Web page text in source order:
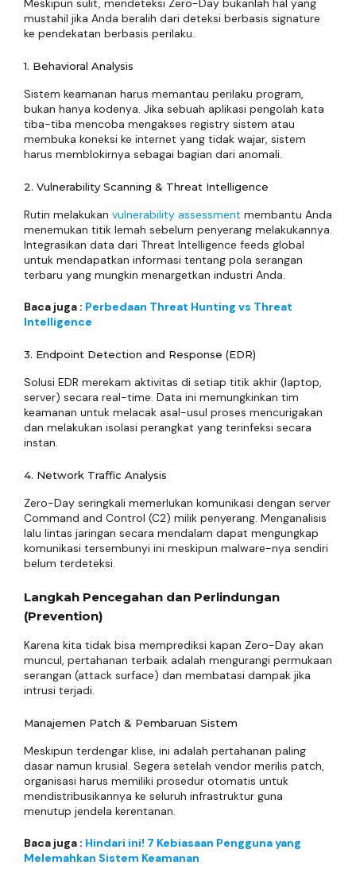
Meskipun sulit, mendeteksi Zero-Day bukanlah hal yang
mustahil jika Anda beralih dari deteksi berbasis signature
ke pendekatan berbasis perilaku.
1. Behavioral Analysis
Sistem keamanan harus memantau perilaku program,
bukan hanya kodenya. Jika sebuah aplikasi pengolah kata
tiba-tiba mencoba mengakses registry sistem atau
membuka koneksi ke internet yang tidak wajar, sistem
harus memblokirnya sebagai bagian dari anomali.
2. Vulnerability Scanning & Threat Intelligence
Rutin melakukan vulnerability assessment membantu Anda
menemukan titik lemah sebelum penyerang melakukannya.
Integrasikan data dari Threat Intelligence feeds global
untuk mendapatkan informasi tentang pola serangan
terbaru yang mungkin menargetkan industri Anda.
Baca juga : Perbedaan Threat Hunting vs Threat
Intelligence
3. Endpoint Detection and Response (EDR)
Solusi EDR merekam aktivitas di setiap titik akhir (laptop,
server) secara real-time. Data ini memungkinkan tim
keamanan untuk melacak asal-usul proses mencurigakan
dan melakukan isolasi perangkat yang terinfeksi secara
instan.
4. Network Traffic Analysis
Zero-Day seringkali memerlukan komunikasi dengan server
Command and Control (C2) milik penyerang. Menganalisis
lalu lintas jaringan secara mendalam dapat mengungkap
komunikasi tersembunyi ini meskipun malware-nya sendiri
belum terdeteksi.
Langkah Pencegahan dan Perlindungan
(Prevention)
Karena kita tidak bisa memprediksi kapan Zero-Day akan
muncul, pertahanan terbaik adalah mengurangi permukaan
serangan (attack surface) dan membatasi dampak jika
intrusi terjadi.
Manajemen Patch & Pembaruan Sistem
Meskipun terdengar klise, ini adalah pertahanan paling
dasar namun krusial. Segera setelah vendor merilis patch,
organisasi harus memiliki prosedur otomatis untuk
mendistribusikannya ke seluruh infrastruktur guna
menutup jendela kerentanan.
Baca juga : Hindari ini! 7 Kebiasaan Pengguna yang
Melemahkan Sistem Keamanan